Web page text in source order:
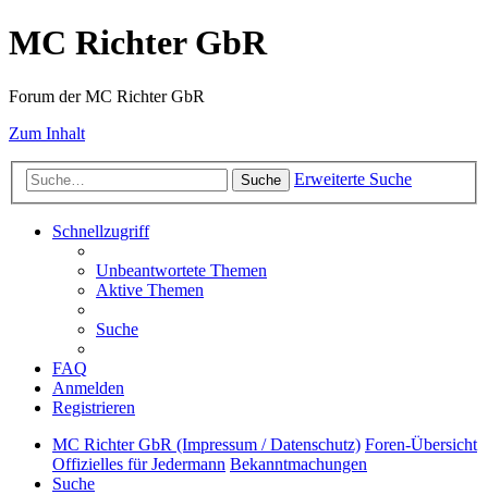
MC Richter GbR
Forum der MC Richter GbR
Zum Inhalt
Suche Erweiterte Suche
Schnellzugriff
Unbeantwortete Themen
Aktive Themen
Suche
FAQ
Anmelden
Registrieren
MC Richter GbR (Impressum / Datenschutz) Foren-Übersicht
Offizielles für Jedermann Bekanntmachungen
Suche